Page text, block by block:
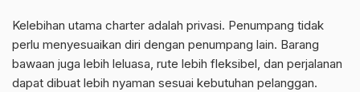
Kelebihan utama charter adalah privasi. Penumpang tidak
perlu menyesuaikan diri dengan penumpang lain. Barang
bawaan juga lebih leluasa, rute lebih fleksibel, dan perjalanan
dapat dibuat lebih nyaman sesuai kebutuhan pelanggan.